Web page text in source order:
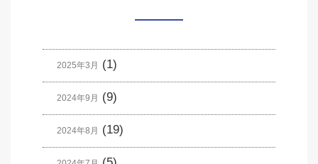
2025年3月 (1)
2024年9月 (9)
2024年8月 (19)